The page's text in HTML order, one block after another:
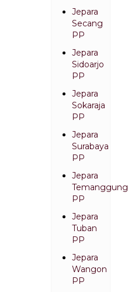
Jepara
Secang
PP
Jepara
Sidoarjo
PP
Jepara
Sokaraja
PP
Jepara
Surabaya
PP
Jepara
Temanggung
PP
Jepara
Tuban
PP
Jepara
Wangon
PP